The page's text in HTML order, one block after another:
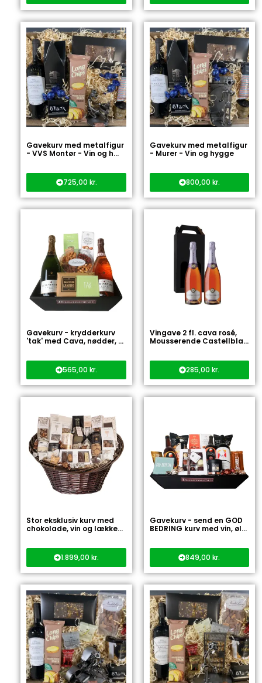
Gavekurv med metalfigur
- VVS Montør - Vin og h...
725,00 kr.
Gavekurv med metalfigur
- Murer - Vin og hygge
800,00 kr.
Gavekurv - krydderkurv
'tak' med Cava, nødder, ...
565,00kr.
Vingave 2 fl. cava rosé,
Mousserende Castellbla...
285,00kr.
Stor eksklusiv kurv med
chokolade, vin og lække...
1.899,00kr.
Gavekurv - send en GOD
BEDRING kurv med vin, øl...
849,00kr.